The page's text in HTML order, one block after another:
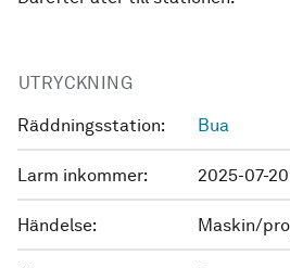
UTRYCKNING
Räddningsstation: Bua
Larm inkommer: 2025-07-
Händelse: Maskin/